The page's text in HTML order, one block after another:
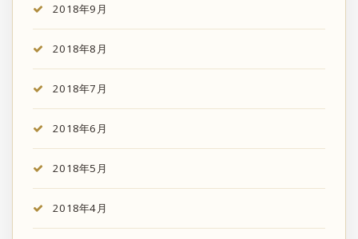
2018年9月
2018年8月
2018年7月
2018年6月
2018年5月
2018年4月